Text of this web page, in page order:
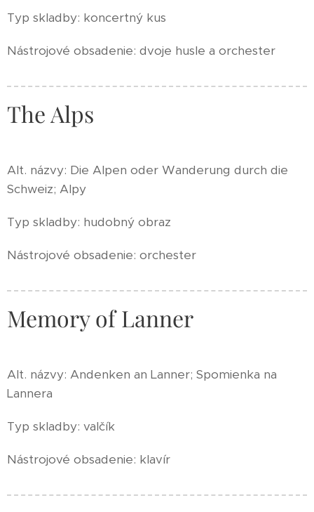
Typ skladby: koncertný kus
Nástrojové obsadenie: dvoje husle a orchester
The Alps
Alt. názvy: Die Alpen oder Wanderung durch die
Schweiz; Alpy
Typ skladby: hudobný obraz
Nástrojové obsadenie: orchester
Memory of Lanner
Alt. názvy: Andenken an Lanner; Spomienka na
Lannera
Typ skladby: valčík
Nástrojové obsadenie: klavír